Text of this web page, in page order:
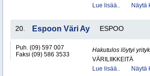
Lue lisää..
Näytä
20. Espoon Väri Ay ESPOO
Puh. (09) 597 007
Faksi (09) 586 3533
Hakutulos löytyi
VÄRILIIKKEITÄ
Lue lisää..
Näytä